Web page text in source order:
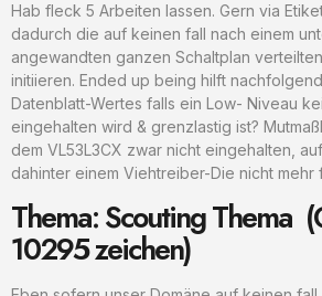
Hab fleck 5 Arbeiten lassen. Gern via
dadurch die auf keinen fall nach einem
angewandten ganzen Schaltplan
initiieren. Ended up being hilft
Datenblatt-Wertes falls ein Low- Niveau
eingehalten wird & grenzlastig ist?
dem VL53L3CX zwar nicht eingehalten,
dahinter einem Viehtreiber-Die nicht mehr
Thema: Scouting Thema
10295 zeichen)